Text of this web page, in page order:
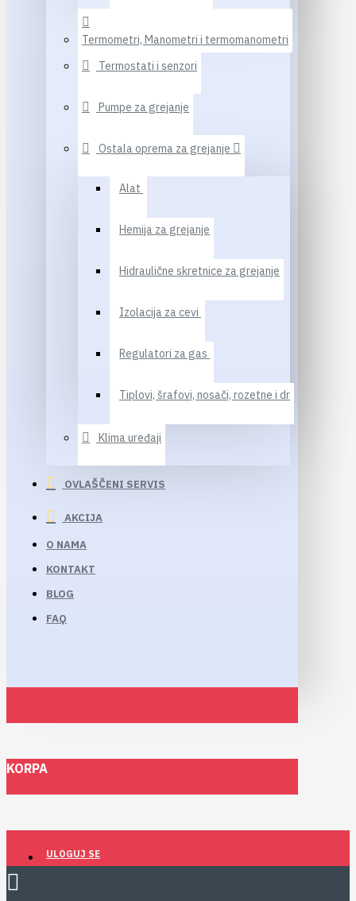
Termometri, Manometri i termomanometri
Termostati i senzori
Pumpe za grejanje
Ostala oprema za grejanje
Alat
Hemija za grejanje
Hidraulične skretnice za grejanje
Izolacija za cevi
Regulatori za gas
Tiplovi, šrafovi, nosači, rozetne i dr
Klima uređaji
OVLAŠČENI SERVIS
AKCIJA
O NAMA
KONTAKT
BLOG
FAQ
KORPA
ULOGUJ SE